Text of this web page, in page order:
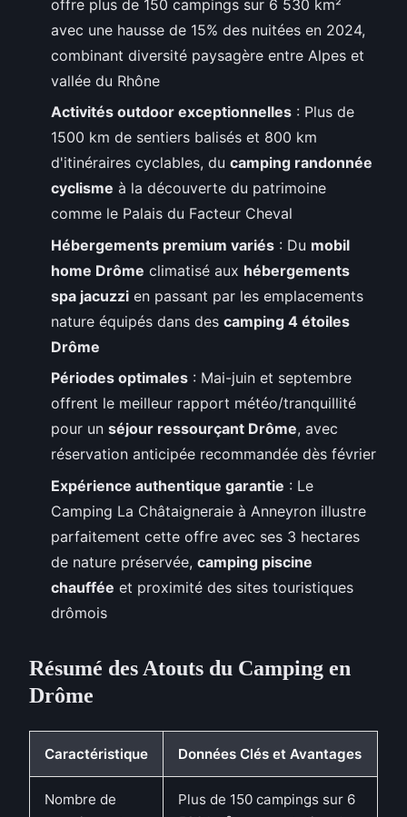
offre plus de 150 campings sur 6 530 km²
avec une hausse de 15% des nuitées en 2024,
combinant diversité paysagère entre Alpes et
vallée du Rhône
Activités outdoor exceptionnelles : Plus de
1500 km de sentiers balisés et 800 km
d'itinéraires cyclables, du camping randonnée
cyclisme à la découverte du patrimoine
comme le Palais du Facteur Cheval
Hébergements premium variés : Du mobil
home Drôme climatisé aux hébergements
spa jacuzzi en passant par les emplacements
nature équipés dans des camping 4 étoiles
Drôme
Périodes optimales : Mai-juin et septembre
offrent le meilleur rapport météo/tranquillité
pour un séjour ressourçant Drôme, avec
réservation anticipée recommandée dès février
Expérience authentique garantie : Le
Camping La Châtaigneraie à Anneyron illustre
parfaitement cette offre avec ses 3 hectares
de nature préservée, camping piscine
chauffée et proximité des sites touristiques
drômois
Résumé des Atouts du Camping en
Drôme
Caractéristique Données Clés et Avantages
Nombre de
Plus de 150 campings sur 6